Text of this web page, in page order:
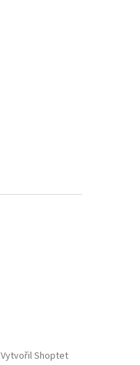
Vytvořil Shoptet